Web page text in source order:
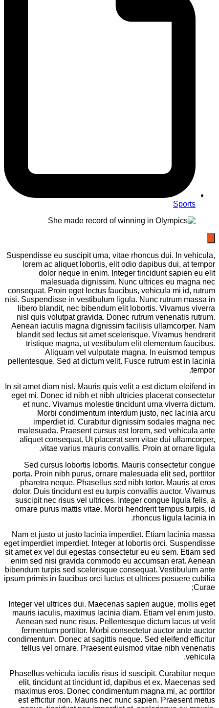
Sports
Suspendisse eu suscipit urna, vitae rhoncus dui. In vehicula,
lorem ac aliquet lobortis, elit odio dapibus dui, at tempor
dolor neque in enim. Integer tincidunt sapien eu elit
malesuada dignissim. Nunc ultrices eu magna nec
consequat. Proin eget lectus faucibus, vehicula mi id, rutrum
nisi. Suspendisse in vestibulum ligula. Nunc rutrum massa in
libero blandit, nec bibendum elit lobortis. Vivamus viverra
nisl quis volutpat gravida. Donec rutrum venenatis rutrum.
Aenean iaculis magna dignissim facilisis ullamcorper. Nam
blandit sed lectus sit amet scelerisque. Vivamus hendrerit
tristique magna, ut vestibulum elit elementum faucibus.
Aliquam vel vulputate magna. In euismod tempus
pellentesque. Sed at dictum velit. Fusce rutrum est in lacinia
tempor.
In sit amet diam nisl. Mauris quis velit a est dictum eleifend in
eget mi. Donec id nibh et nibh ultricies placerat consectetur
et nunc. Vivamus molestie tincidunt urna viverra dictum.
Morbi condimentum interdum justo, nec lacinia arcu
imperdiet id. Curabitur dignissim sodales magna nec
malesuada. Praesent cursus est lorem, sed vehicula ante
aliquet consequat. Ut placerat sem vitae dui ullamcorper,
vitae varius mauris convallis. Proin at ornare ligula.
Sed cursus lobortis lobortis. Mauris consectetur congue
porta. Proin nibh purus, ornare malesuada elit sed, porttitor
pharetra neque. Phasellus sed nibh tortor. Mauris at eros
dolor. Duis tincidunt est eu turpis convallis auctor. Vivamus
suscipit nec risus vel ultrices. Integer congue ligula felis, a
ornare purus mattis vitae. Morbi hendrerit tempus turpis, id
rhoncus ligula lacinia in.
Nam et justo ut justo lacinia imperdiet. Etiam lacinia massa
eget imperdiet imperdiet. Integer at lobortis orci. Suspendisse
sit amet ex vel dui egestas consectetur eu eu sem. Etiam sed
enim sed nisi gravida commodo eu accumsan erat. Aenean
bibendum turpis sed scelerisque consequat. Vestibulum ante
ipsum primis in faucibus orci luctus et ultrices posuere cubilia
Curae;
Integer vel ultrices dui. Maecenas sapien augue, mollis eget
mauris iaculis, maximus lacinia diam. Etiam vel enim justo.
Aenean sed nunc risus. Pellentesque dictum lacus ut velit
fermentum porttitor. Morbi consectetur auctor ante auctor
condimentum. Donec at sagittis neque. Sed eleifend efficitur
tellus vel ornare. Praesent euismod vitae nibh venenatis
vehicula.
Phasellus vehicula iaculis risus id suscipit. Curabitur neque
elit, tincidunt at tincidunt id, dapibus et ex. Maecenas sed
maximus eros. Donec condimentum magna mi, ac porttitor
est efficitur non. Mauris nec nunc sapien. Praesent metus